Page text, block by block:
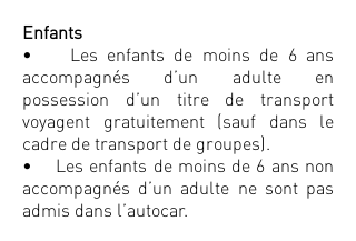
Enfants
• Les enfants de moins de 6 ans
accompagnés d’un adulte en
possession d’un titre de transport
voyagent gratuitement (sauf dans le
cadre de transport de groupes).
• Les enfants de moins de 6 ans non
accompagnés d’un adulte ne sont pas
admis dans l’autocar.